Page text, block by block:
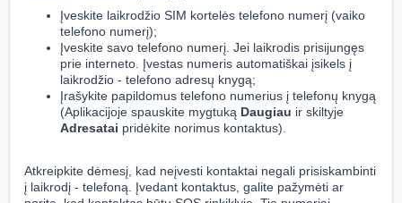
Įveskite laikrodžio SIM kortelės telefono numerį (vaiko
telefono numerį);
Įveskite savo telefono numerį. Jei laikrodis prisijungęs
prie interneto. Įvestas numeris automatiškai įsikels į
laikrodžio - telefono adresų knygą;
Įrašykite papildomus telefono numerius į telefonų knygą
(Aplikacijoje spauskite mygtuką Daugiau ir skiltyje
Adresatai pridėkite norimus kontaktus).
Atkreipkite dėmesį, kad neįvesti kontaktai negali prisiskambinti
į laikrodį - telefoną. Įvedant kontaktus, galite pažymėti ar